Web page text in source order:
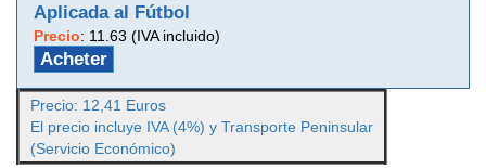
Aplicada al Fútbol
Precio: 11.63 (IVA incluido)
Acheter
Precio: 12,41 Euros
El precio incluye IVA (4%) y Transporte Peninsular
(Servicio Económico)